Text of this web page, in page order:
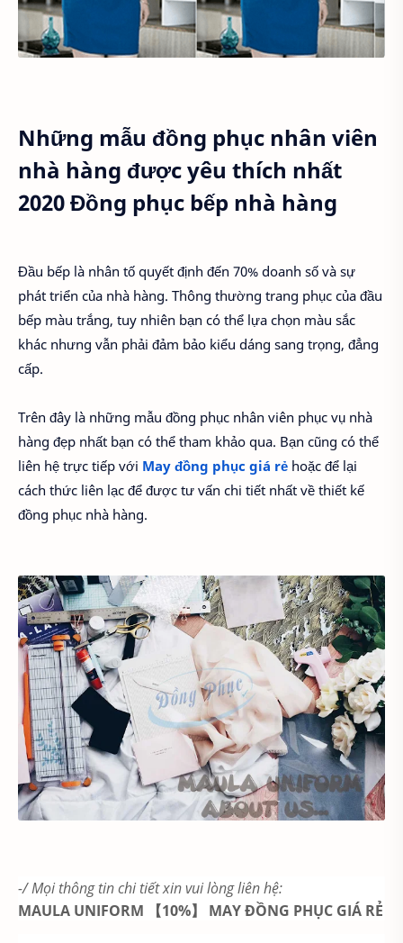
Những mẫu đồng phục nhân viên
nhà hàng được yêu thích nhất
2020 Đồng phục bếp nhà hàng
Đầu bếp là nhân tố quyết định đến 70% doanh số và sự
phát triển của nhà hàng. Thông thường trang phục của đầu
bếp màu trắng, tuy nhiên bạn có thể lựa chọn màu sắc
khác nhưng vẫn phải đảm bảo kiểu dáng sang trọng, đẳng
cấp.
Trên đây là những mẫu đồng phục nhân viên phục vụ nhà
hàng đẹp nhất bạn có thể tham khảo qua. Bạn cũng có thể
liên hệ trực tiếp với May đồng phục giá rẻ hoặc để lại
cách thức liên lạc để được tư vấn chi tiết nhất về thiết kế
đồng phục nhà hàng.
-/ Mọi thông tin chi tiết xin vui lòng liên hệ:
MAULA UNIFORM 【10%】 MAY ĐỒNG PHỤC GIÁ RẺ